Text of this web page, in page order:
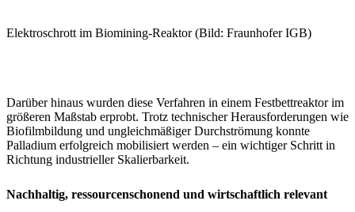
Elektroschrott im Biomining-Reaktor (Bild: Fraunhofer IGB)
Darüber hinaus wurden diese Verfahren in einem Festbettreaktor im
größeren Maßstab erprobt. Trotz technischer Herausforderungen wie
Biofilmbildung und ungleichmäßiger Durchströmung konnte
Palladium erfolgreich mobilisiert werden – ein wichtiger Schritt in
Richtung industrieller Skalierbarkeit.
Nachhaltig, ressourcenschonend und wirtschaftlich relevant